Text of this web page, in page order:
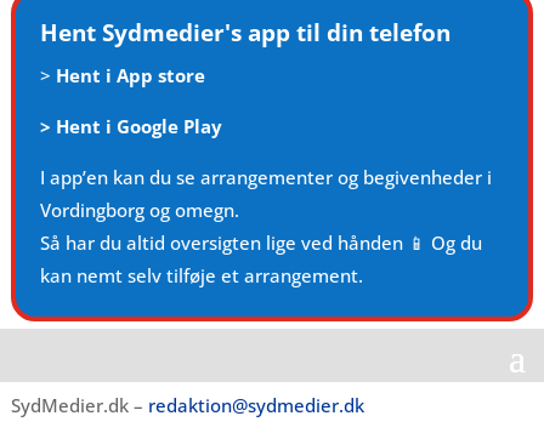
Hent Sydmedier's app til din telefon
> Hent i App store
> Hent i Google Play
I app’en kan du se arrangementer og begivenheder i
Vordingborg og omegn.
Så har du altid oversigten lige ved hånden 📱 Og du
kan nemt selv tilføje et arrangement.
SydMedier.dk – redaktion@sydmedier.dk